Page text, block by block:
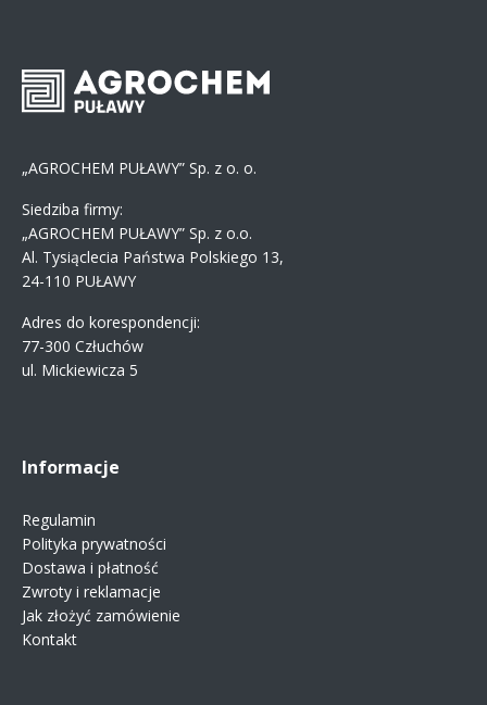
„AGROCHEM PUŁAWY” Sp. z o. o.
Siedziba firmy:
„AGROCHEM PUŁAWY” Sp. z o.o.
Al. Tysiąclecia Państwa Polskiego 13,
24-110 PUŁAWY
Adres do korespondencji:
77-300 Człuchów
ul. Mickiewicza 5
Informacje
Regulamin
Polityka prywatności
Dostawa i płatność
Zwroty i reklamacje
Jak złożyć zamówienie
Kontakt